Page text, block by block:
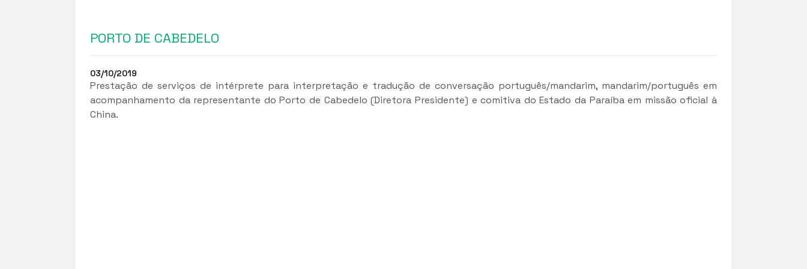
PORTO DE CABEDELO
03/10/2019
Prestação de serviços de intérprete para interpretação e tradução de conversação português/mandarim, mandarim/português em
acompanhamento da representante do Porto de Cabedelo (Diretora Presidente) e comitiva do Estado da Paraíba em missão oficial à
China.